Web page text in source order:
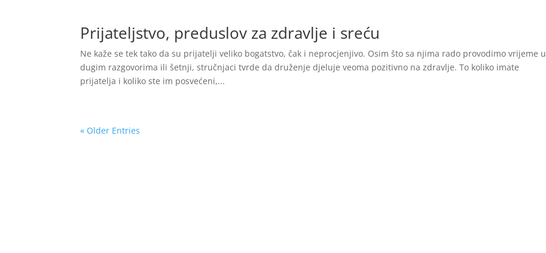
Prijateljstvo, preduslov za zdravlje i sreću
Ne kaže se tek tako da su prijatelji veliko bogatstvo, čak i neprocjenjivo. Osim što sa njima rado provodimo vrijeme u
dugim razgovorima ili šetnji, stručnjaci tvrde da druženje djeluje veoma pozitivno na zdravlje. To koliko imate
prijatelja i koliko ste im posvećeni,...
« Older Entries